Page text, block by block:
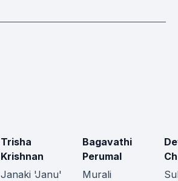
Trisha
Krishnan
Janaki 'Janu'
Bagavathi
Perumal
Murali